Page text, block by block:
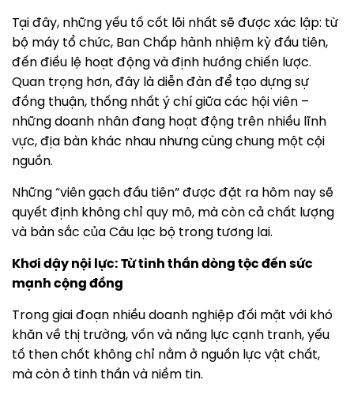
Tại đây, những yếu tố cốt lõi nhất sẽ được xác lập: từ
bộ máy tổ chức, Ban Chấp hành nhiệm kỳ đầu tiên,
đến điều lệ hoạt động và định hướng chiến lược.
Quan trọng hơn, đây là diễn đàn để tạo dựng sự
đồng thuận, thống nhất ý chí giữa các hội viên –
những doanh nhân đang hoạt động trên nhiều lĩnh
vực, địa bàn khác nhau nhưng cùng chung một cội
nguồn.
Những “viên gạch đầu tiên” được đặt ra hôm nay sẽ
quyết định không chỉ quy mô, mà còn cả chất lượng
và bản sắc của Câu lạc bộ trong tương lai.
Khơi dậy nội lực: Từ tinh thần dòng tộc đến sức
mạnh cộng đồng
Trong giai đoạn nhiều doanh nghiệp đối mặt với khó
khăn về thị trường, vốn và năng lực cạnh tranh, yếu
tố then chốt không chỉ nằm ở nguồn lực vật chất,
mà còn ở tinh thần và niềm tin.